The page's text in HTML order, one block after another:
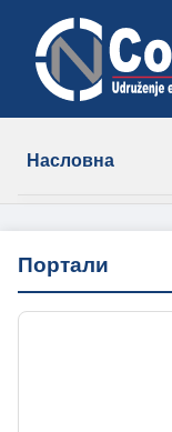
Насловна
Новости
Чланови
Портали